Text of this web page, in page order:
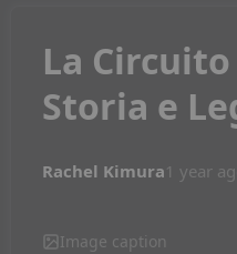
La
Storia e
Rachel Kimura 1 year
Image caption